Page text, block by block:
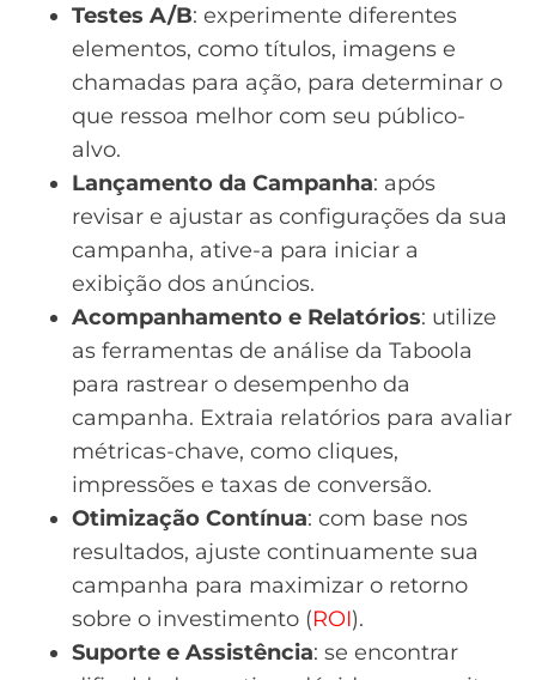
Testes A/B: experimente diferentes
elementos, como títulos, imagens e
chamadas para ação, para determinar o
que ressoa melhor com seu público-
alvo.
Lançamento da Campanha: após
revisar e ajustar as configurações da sua
campanha, ative-a para iniciar a
exibição dos anúncios.
Acompanhamento e Relatórios: utilize
as ferramentas de análise da Taboola
para rastrear o desempenho da
campanha. Extraia relatórios para avaliar
métricas-chave, como cliques,
impressões e taxas de conversão.
Otimização Contínua: com base nos
resultados, ajuste continuamente sua
campanha para maximizar o retorno
sobre o investimento (ROI).
Suporte e Assistência: se encontrar